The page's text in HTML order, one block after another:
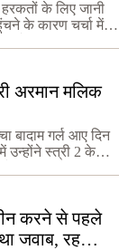
के लिए जानी
के कारण चर्चा में
अरमान मलिक
बादाम गर्ल आए दिन
उन्होंने स्त्री 2 के
करने से पहले
जवाब, रह